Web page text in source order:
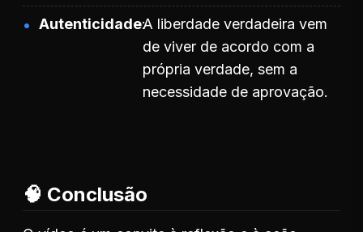
AutenticidadeA liberdade verdadeira vem
de viver de acordo com a
própria verdade, sem a
necessidade de aprovação.
🧠 Conclusão